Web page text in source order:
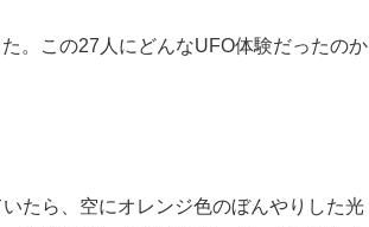
。この27人にどんなUFO体験だったのか
たら、空にオレンジ色のぼんやりした光